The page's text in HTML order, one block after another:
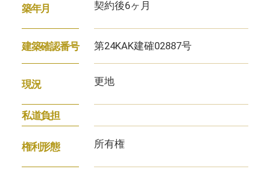
築年月 契約後6ヶ月
建築確認番号 第24KAK建確02887号
現況 更地
私道負担
権利形態 所有権